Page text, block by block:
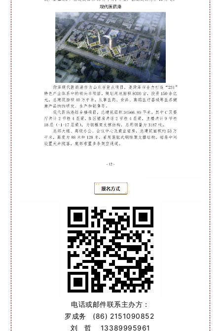
电话或邮件联系主办方：
罗成务 (86) 2151090852
刘 哲 13389995961